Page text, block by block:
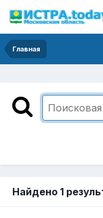
Главная
Найдено 1